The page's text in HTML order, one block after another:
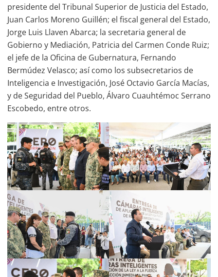
presidente del Tribunal Superior de Justicia del Estado,
Juan Carlos Moreno Guillén; el fiscal general del Estado,
Jorge Luis Llaven Abarca; la secretaria general de
Gobierno y Mediación, Patricia del Carmen Conde Ruiz;
el jefe de la Oficina de Gubernatura, Fernando
Bermúdez Velasco; así como los subsecretarios de
Inteligencia e Investigación, José Octavio García Macías,
y de Seguridad del Pueblo, Álvaro Cuauhtémoc Serrano
Escobedo, entre otros.